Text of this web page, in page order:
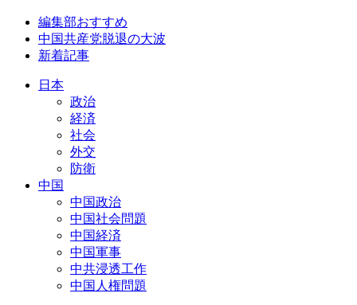
編集部おすすめ
中国共産党脱退の大波
新着記事
日本
政治
経済
社会
外交
防衛
中国
中国政治
中国社会問題
中国経済
中国軍事
中共浸透工作
中国人権問題